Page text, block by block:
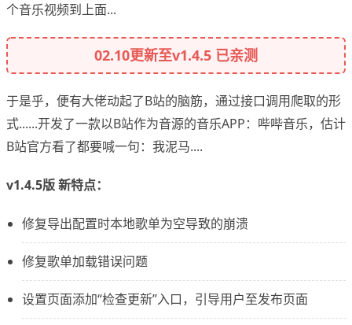
个音乐视频到上面...
02.10更新至v1.4.5 已亲测
于是乎，便有大佬动起了B站的脑筋，通过接口调用爬取的形
式......开发了一款以B站作为音源的音乐APP：哔哔音乐，估计
B站官方看了都要喊一句：我泥马....
v1.4.5版 新特点：
修复导出配置时本地歌单为空导致的崩溃
修复歌单加载错误问题
设置页面添加“检查更新”入口，引导用户至发布页面